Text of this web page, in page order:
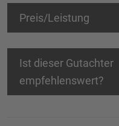
Preis/Leistung
Ist dieser Gutachter
empfehlenswert?